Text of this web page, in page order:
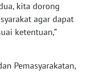
kita dorong
agar dapat
ketentuan,”
Pemasyarakatan,